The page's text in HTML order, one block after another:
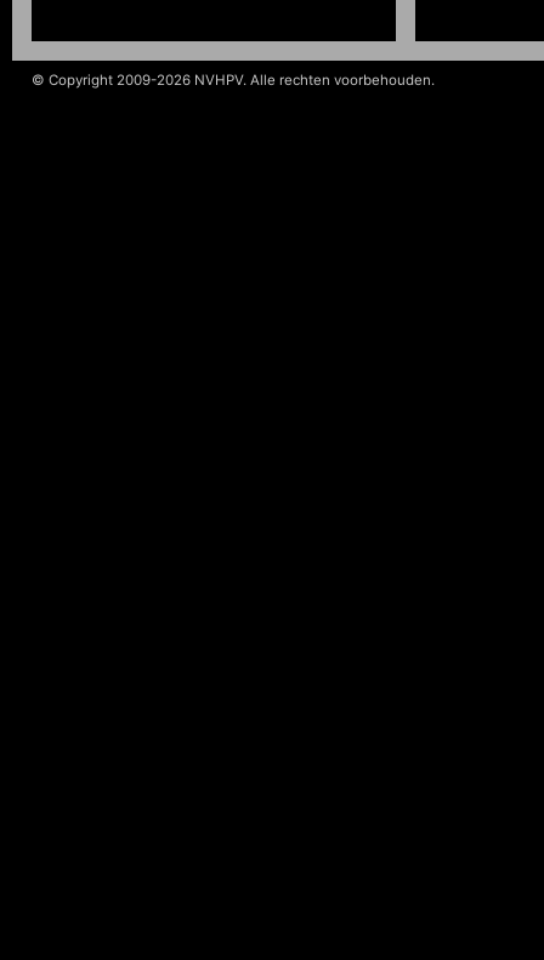
© Copyright 2009-2026 NVHPV. Alle rechten voorbehouden.